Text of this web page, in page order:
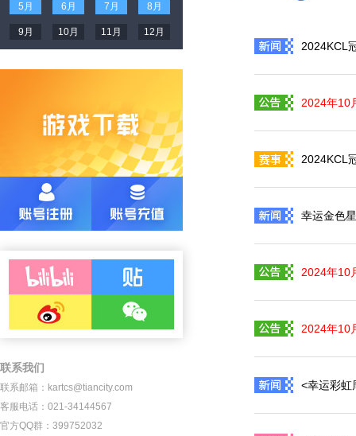
5月 6月 7月 8月
9月 10月 11月 12月
联系我们
联系邮箱：kartcs@tiancity.com
客服电话：021-34144567
官方QQ群：399752032
2024KCL
2024年10
2024KCL
幸运金色
2024年10
2024年10
<幸运彩虹